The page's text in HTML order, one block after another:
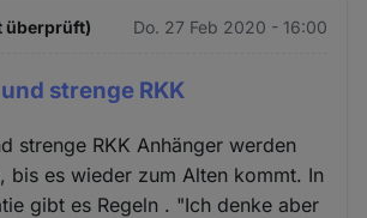
überprüft) Do. 27 Feb 2020 - 16:00
strenge RKK
strenge RKK Anhänger werden
bis es wieder zum Alten kommt. In
gibt es Regeln . "Ich denke aber